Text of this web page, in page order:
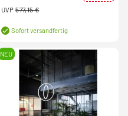
UVP 577,15 €
Sofort versandfertig
NEU